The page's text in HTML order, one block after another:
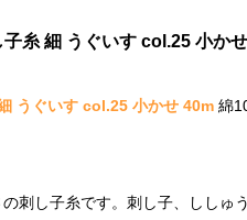
子糸 細 うぐいす col.25 小か
うぐいす col.25 小かせ 40m 綿
刺し子糸です。刺し子、しし